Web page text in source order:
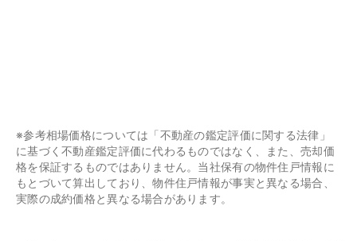
※参考相場価格については「不動産の鑑定評価に関する法律」
に基づく不動産鑑定評価に代わるものではなく、また、売却価
格を保証するものではありません。当社保有の物件住戸情報に
もとづいて算出しており、物件住戸情報が事実と異なる場合、
実際の成約価格と異なる場合があります。